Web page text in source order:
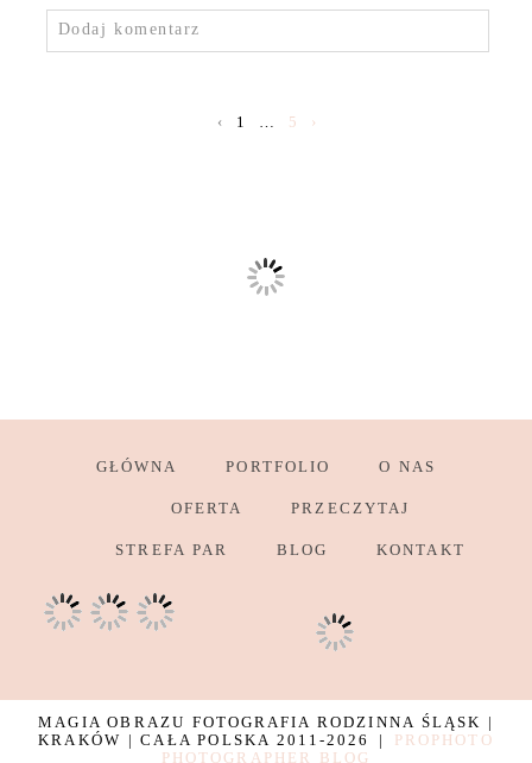
Dodaj komentarz
‹ 1 … 5 ›
GŁÓWNA PORTFOLIO O NAS
OFERTA PRZECZYTAJ
STREFA PAR BLOG KONTAKT
MAGIA OBRAZU FOTOGRAFIA RODZINNA ŚLĄSK |
KRAKÓW | CAŁA POLSKA 2011-2026
|
PROPHOTO
PHOTOGRAPHER BLOG